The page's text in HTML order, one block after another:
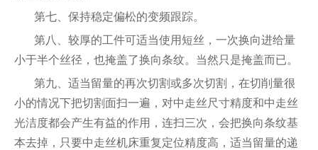
第七、保持稳定偏松的变频跟踪。
第八、较厚的工件可适当使用短丝，一次换向进给量
小于半个丝径，也掩盖了换向条纹。当然只是掩盖而已。
第九、适当留量的再次切割或多次切割，在切削量很
小的情况下把切割面扫一遍，对中走丝尺寸精度和中走丝
光洁度都会产生有益的作用，连扫三次，会把换向条纹基
本去掉，只要中走丝机床重复定位精度高，适当留量的递